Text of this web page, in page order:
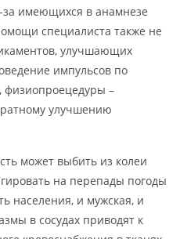
за имеющихся в анамнезе
специалиста также не
улучшающих
импульсов по
физиопроецедуры –
улучшению
может выбить из колеи
на перепады погоды
населения, и мужская, и
в сосудах приводят к